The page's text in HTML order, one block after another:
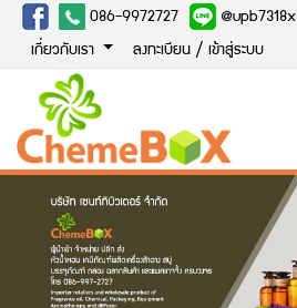
086-9972727 @upb7318x
เกี่ยวกับเรา ลงทะเบียน / เข้าสู่ระบบ